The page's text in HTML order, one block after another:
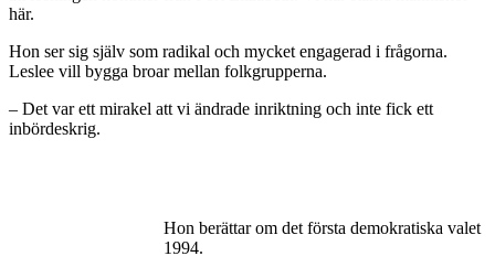
här.
Hon ser sig själv som radikal och mycket engagerad i frågorna.
Leslee vill bygga broar mellan folkgrupperna.
– Det var ett mirakel att vi ändrade inriktning och inte fick ett
inbördeskrig.
Hon berättar om det första demokratiska valet
1994.